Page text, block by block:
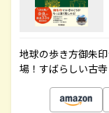
地球の歩き方御朱
場！すばらしい古